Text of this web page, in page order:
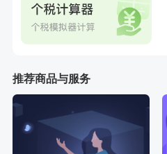
推荐商品与服务